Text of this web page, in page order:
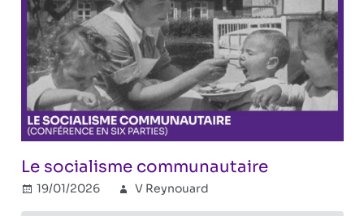
Le socialisme communautaire
19/01/2026 V Reynouard
Réflexions
fermés